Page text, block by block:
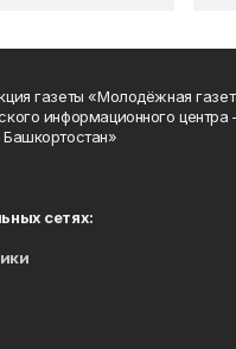
газеты «Молодёжная
информационного
сетях: